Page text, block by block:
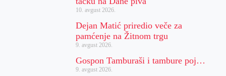
10. avgust 2026.
Dejan Matić priredio veče za
pamćenje na Žitnom trgu
9. avgust 2026.
Gospon Tamburaši i tambure poj…
9. avgust 2026.